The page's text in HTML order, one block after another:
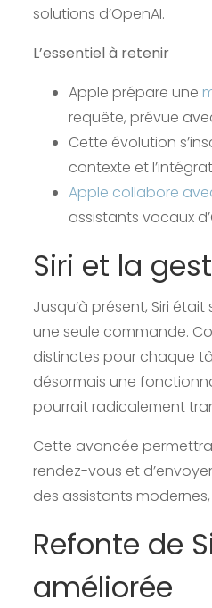
solutions d’OpenAI.
L’essentiel à retenir
Apple prépare une
requête, prévue
Cette évolution
contexte et
Apple collabore
assistants vocaux
Siri et la
Jusqu’à présent, Siri
une seule commande.
distinctes pour chaque
désormais une
pourrait radicalement
Cette avancée
rendez-vous et
des assistants
Refonte de
améliorée